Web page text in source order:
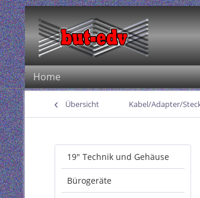
Home
Übersicht Kabel/Adapter/
19" Technik und Gehäuse
Bürogeräte